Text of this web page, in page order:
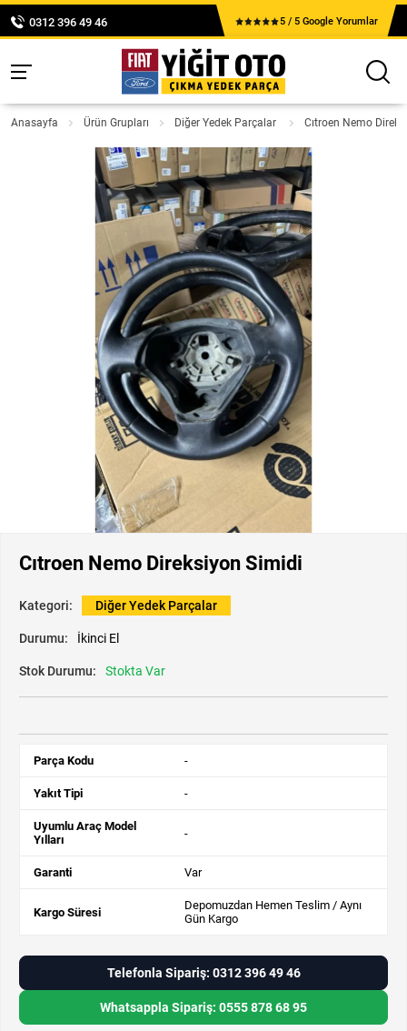
0312 396 49 46 5 / 5 Google Yorumlar
Anasayfa Ürün Grupları Diğer Yedek Parçalar Cıtroen Nemo
Cıtroen Nemo Direksiyon Simidi
Kategori: Diğer Yedek Parçalar
Durumu: İkinci El
Stok Durumu: Stokta Var
Parça Kodu -
Yakıt Tipi -
Uyumlu Araç Model
Yılları
-
Garanti Var
Kargo Süresi
Depomuzdan Hemen Teslim / Aynı
Gün Kargo
Telefonla Sipariş: 0312 396 49 46
Whatsappla Sipariş: 0555 878 68 95